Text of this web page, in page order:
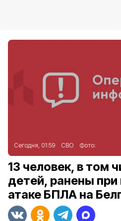
Сегодня, 01:59 СВО Фото:
13 человек, в том
детей, ранены
атаке БПЛА на